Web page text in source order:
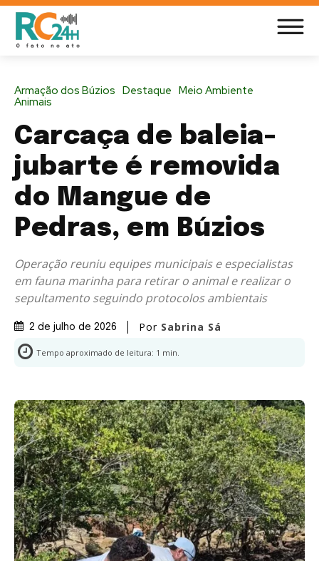
Armação dos Búzios Destaque Meio Ambiente
Animais
Carcaça de baleia-
jubarte é removida
do Mangue de
Pedras, em Búzios
Operação reuniu equipes municipais e especialistas
em fauna marinha para retirar o animal e realizar o
sepultamento seguindo protocolos ambientais
2 de julho de 2026 Por Sabrina Sá
Tempo aproximado de leitura: 1 min.